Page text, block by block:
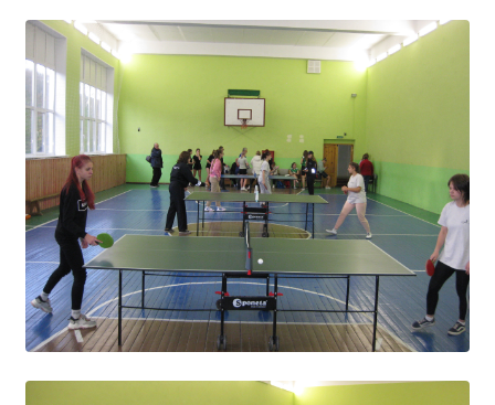
Стипендии и меры поддержки обучающихся
Платные образовательные услуги
Финансово-хозяйственная деятельность
Вакантные места для приёма (перевода)
Международное сотрудничество
Организация питания в образовательной
организации
УЧЕБНАЯ РАБОТА
Расписание занятий
Заочное отделение